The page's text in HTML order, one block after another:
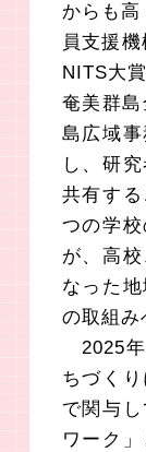
からも
員支援
NITS大
奄美群
島広域
し、研
共有す
つの学
が、高
なった
の取組み
2025年
ちづく
で関与
ワーク